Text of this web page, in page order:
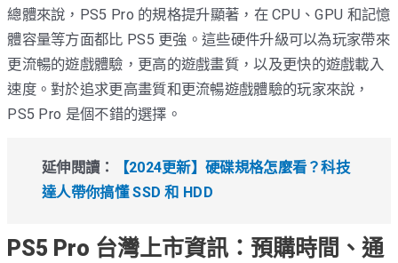
總體來說，PS5 Pro 的規格提升顯著，在 CPU、GPU 和記憶
體容量等方面都比 PS5 更強。這些硬件升級可以為玩家帶來
更流暢的遊戲體驗，更高的遊戲畫質，以及更快的遊戲載入
速度。對於追求更高畫質和更流暢遊戲體驗的玩家來說，
PS5 Pro 是個不錯的選擇。
延伸閱讀：
【2024更新】硬碟規格怎麼看？科技
達人帶你搞懂 SSD 和 HDD
PS5 Pro 台灣上市資訊：預購時間、通